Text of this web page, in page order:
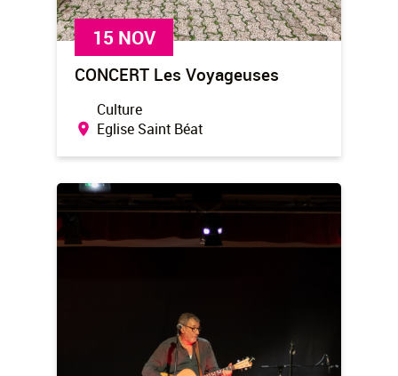
CONCERT Les Voyageuses
15 NOV
Culture
Eglise Saint Béat